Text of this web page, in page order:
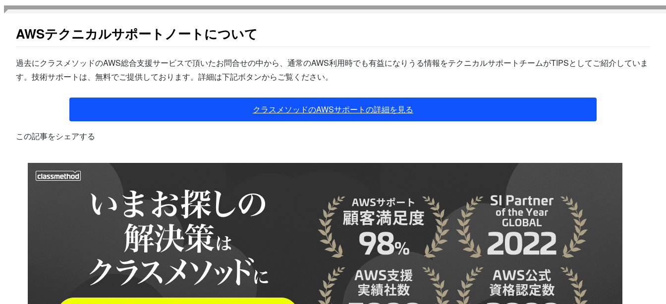
AWSテクニカルサポートノートについて
過去にクラスメソッドのAWS総合支援サービスで頂いたお問合せの中から、通常のAWS利用時でも有益になりうる情報をテクニカルサポートチームがTIPSとしてご紹介していま
す。技術サポートは、無料でご提供しております。詳細は下記ボタンからご覧ください。
クラスメソッドのAWSサポートの詳細を見る
この記事をシェアする